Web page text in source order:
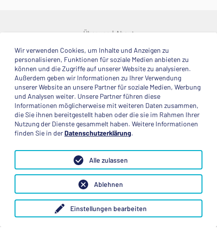
Über uns About
© 2025 Deutsche Stiftung Völkerverständigung
Impressum Datenschutzerklärung Kontakt
Mitglied im
Anerkannte Einsatzstelle
Folge uns
Wir verwenden Cookies, um Inhalte und Anzeigen zu
personalisieren, Funktionen für soziale Medien anbieten zu
können und die Zugriffe auf unserer Website zu analysieren.
Außerdem geben wir Informationen zu Ihrer Verwendung
unserer Website an unsere Partner für soziale Medien, Werbung
und Analysen weiter. Unsere Partner führen diese
Informationen möglicherweise mit weiteren Daten zusammen,
die Sie ihnen bereitgestellt haben oder die sie im Rahmen Ihrer
Nutzung der Dienste gesammelt haben. Weitere Informationen
finden Sie in derDatenschutzerklärung.
Einstellungen bearbeiten
Ablehnen
Alle zulassen